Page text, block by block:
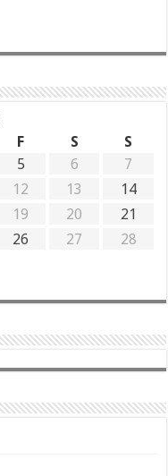
F S
S
5 6
7
12 13
14
19 20
21
26 27
28